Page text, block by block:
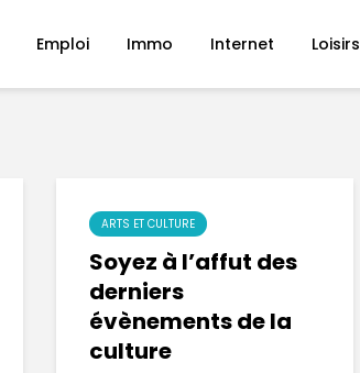
Emploi Immo Internet Loisirs
ARTS ET CULTURE
Soyez à l’affut des
derniers
évènements de la
culture